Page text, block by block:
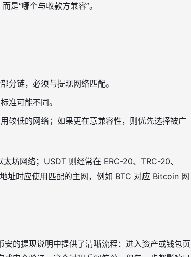
是“哪个与收款方兼容”。
分链，必须与提现网络匹配。
准可能不同。
较低的网络；如果更在意兼容性，则优先选择被广
坊网络；USDT 则经常在 ERC-20、TRC-20、
址时应使用匹配的主网，例如 BTC 对应 Bitcoin 网
的提现说明中提供了清晰流程：进入资产或钱包页